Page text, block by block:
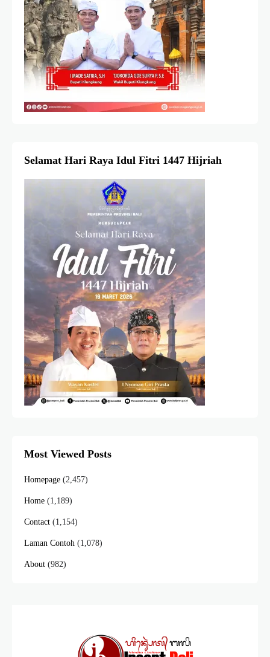
Selamat Hari Raya Idul Fitri 1447 Hijriah
Most Viewed Posts
Homepage (2,457)
Home (1,189)
Contact (1,154)
Laman Contoh (1,078)
About (982)